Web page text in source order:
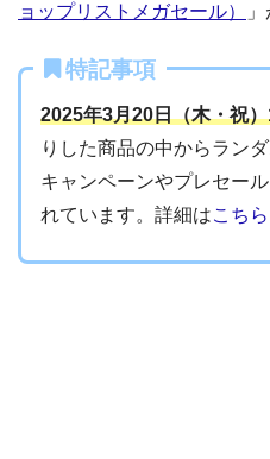
ョップリストメガセール）
特記事項
2025年3月20日（木・祝
りした商品の中からラン
キャンペーンやプレセー
れています。詳細はこちら